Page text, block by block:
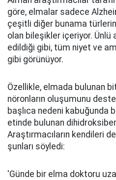
göre, elmalar sadece
çeşitli diğer bunama
olan bileşikler içeriyor. Ünlü
edildiği gibi, tüm niyet ve
gibi görünüyor.
Özellikle, elmada bulunan
nöronların oluşumunu
başlıca nedeni kabuğunda
etinde bulunan
Araştırmacıların kendileri
şunları söyledi:
'Günde bir elma doktoru